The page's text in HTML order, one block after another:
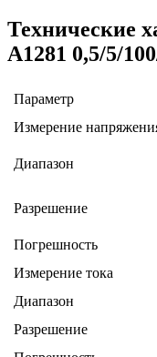
Технические
А1281 0,5/5/
Параметр
Измерение
Диапазон
Разрешение
Погрешность
Измерение тока
Диапазон
Разрешение